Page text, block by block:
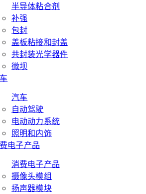
半导体粘合剂
补强
包封
盖板粘接和封盖
共封装光学器件
微坝
汽车
自动驾驶
电动动力系统
照明和内饰
电子产品
消费电子产品
摄像头模组
扬声器模块